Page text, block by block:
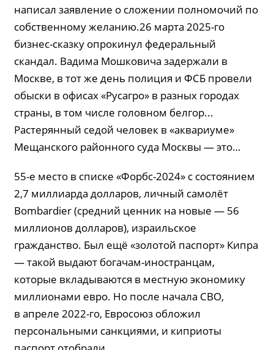
написал заявление о сложении полномочий по
собственному желанию.26 марта 2025-го
бизнес-сказку опрокинул федеральный
скандал. Вадима Мошковича задержали в
Москве, в тот же день полиция и ФСБ провели
обыски в офисах «Русагро» в разных городах
страны, в том числе головном белгор...
Растерянный седой человек в «аквариуме»
Мещанского районного суда Москвы — это…
55-е место в списке «Форбс-2024» с состоянием
2,7 миллиарда долларов, личный самолёт
Bombardier (средний ценник на новые — 56
миллионов долларов), израильское
гражданство. Был ещё «золотой паспорт» Кипра
— такой выдают богачам-иностранцам,
которые вкладываются в местную экономику
миллионами евро. Но после начала СВО,
в апреле 2022-го, Евросоюз обложил
персональными санкциями, и киприоты